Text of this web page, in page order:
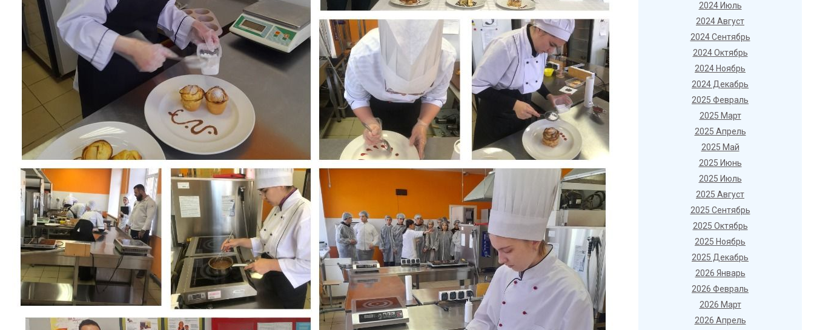
2024 Июль
2024 Август
2024 Сентябрь
2024 Октябрь
2024 Ноябрь
2024 Декабрь
2025 Февраль
2025 Март
2025 Апрель
2025 Май
2025 Июнь
2025 Июль
2025 Август
2025 Сентябрь
2025 Октябрь
2025 Ноябрь
2025 Декабрь
2026 Январь
2026 Февраль
2026 Март
2026 Апрель